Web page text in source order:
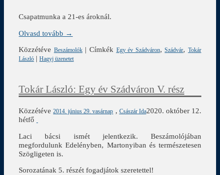
Csapatmunka a 21-es ároknál.
Olvasd tovább →
Közzétéve Beszámolók| Címkék Egy év Szádváron,Szádvár, Tokár
László |Hagyj üzenetet
Tokár László: Egy év Szádváron V. rész
Közzétéve2014. június 29. vasárnap , Császár Ida2020. október 12.
hétfő
Laci bácsi ismét jelentkezik. Beszámolójában
megfordulunk Edelényben, Martonyiban és természetesen
Szögligeten is.
Sorozatának 5. részét fogadjátok szeretettel!